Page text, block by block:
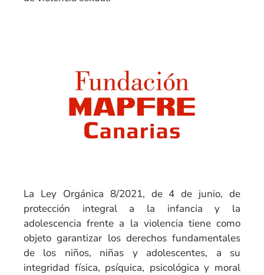
La Ley Orgánica 8/2021, de 4 de junio, de
protección integral a la infancia y la
adolescencia frente a la violencia tiene como
objeto garantizar los derechos fundamentales
de los niños, niñas y adolescentes, a su
integridad física, psíquica, psicológica y moral